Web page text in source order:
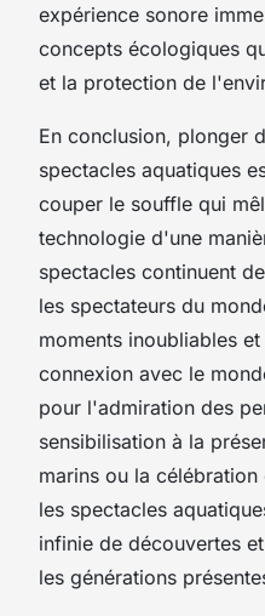
expérience sonore
concepts écologiques
et la protection de
En conclusion, plonger
spectacles aquatiques
couper le souffle qui
technologie d'une
spectacles continuent
les spectateurs du
moments inoubliables
connexion avec le
pour l'admiration des
sensibilisation à la
marins ou la
les spectacles
infinie de découvertes
les générations